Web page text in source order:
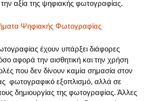
αξία της ψηφιακής φωτογραφίας.
Ψηφιακής Φωτογραφίας
έχουν υπάρξει διάφορες
αφορά την αισθητική και την χρήση
που δεν δίνουν καμία σημασία στον
φωτογραφικό εξοπλισμό, αλλά σε
δημιουργίας της φωτογραφίας. Άλλες